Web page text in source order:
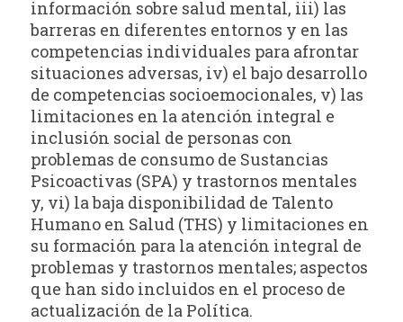
información sobre salud mental, iii) las
barreras en diferentes entornos y en las
competencias individuales para afrontar
situaciones adversas, iv) el bajo desarrollo
de competencias socioemocionales, v) las
limitaciones en la atención integral e
inclusión social de personas con
problemas de consumo de Sustancias
Psicoactivas (SPA) y trastornos mentales
y, vi) la baja disponibilidad de Talento
Humano en Salud (THS) y limitaciones en
su formación para la atención integral de
problemas y trastornos mentales; aspectos
que han sido incluidos en el proceso de
actualización de la Política.